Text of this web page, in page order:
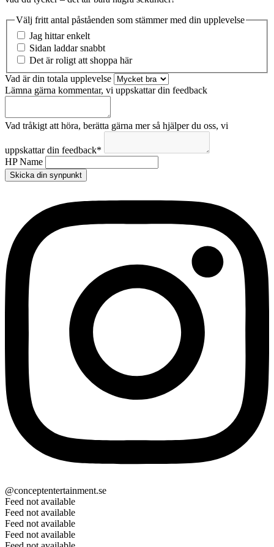
Välj fritt antal påståenden som stämmer med din upplevelse
Jag hittar enkelt
Sidan laddar snabbt
Det är roligt att shoppa här
Vad är din totala upplevelse
Lämna gärna kommentar, vi uppskattar din feedback
Vad tråkigt att höra, berätta gärna mer så hjälper du oss, vi
uppskattar din feedback*
HP Name
Skicka din synpunkt
@conceptentertainment.se
Feed not available
Feed not available
Feed not available
Feed not available